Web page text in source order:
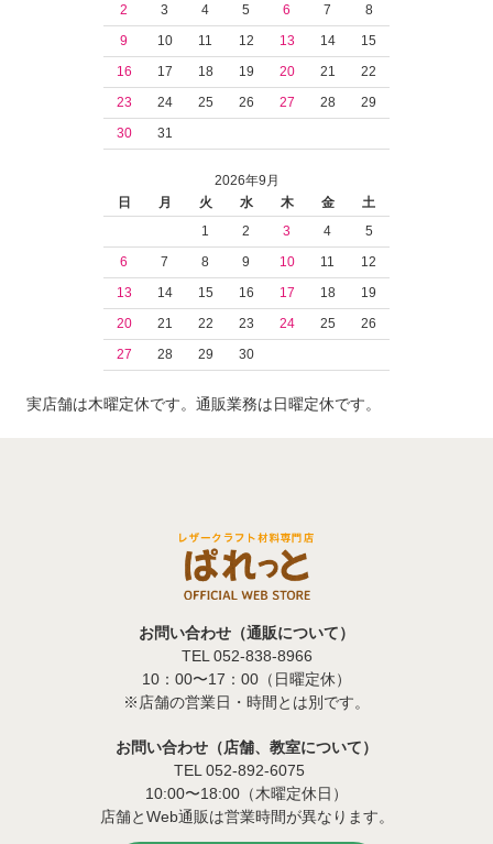
2
3 4 5 6 7
8
9
10 11 12 13 14
15
16
17 18 19 20 21
22
23
24 25 26 27 28
29
30
31
2026年9月
日
月 火 水 木 金
土
1
2 3 4
5
6
7 8 9 10 11
12
13
14 15 16 17 18
19
20
21 22 23 24 25
26
27
28 29 30
実店舗は木曜定休です。通販業務は日曜定休です。
お問い合わせ（通販について）
TEL 052-838-8966
10：00〜17：00（日曜定休）
※店舗の営業日・時間とは別です。
お問い合わせ（店舗、教室について）
TEL 052-892-6075
10:00〜18:00（木曜定休日）
店舗とWeb通販は営業時間が異なります。